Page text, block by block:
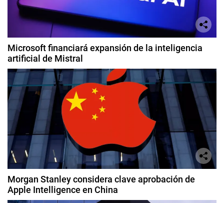
Microsoft financiará expansión de la inteligencia
artificial de Mistral
Morgan Stanley considera clave aprobación de
Apple Intelligence en China